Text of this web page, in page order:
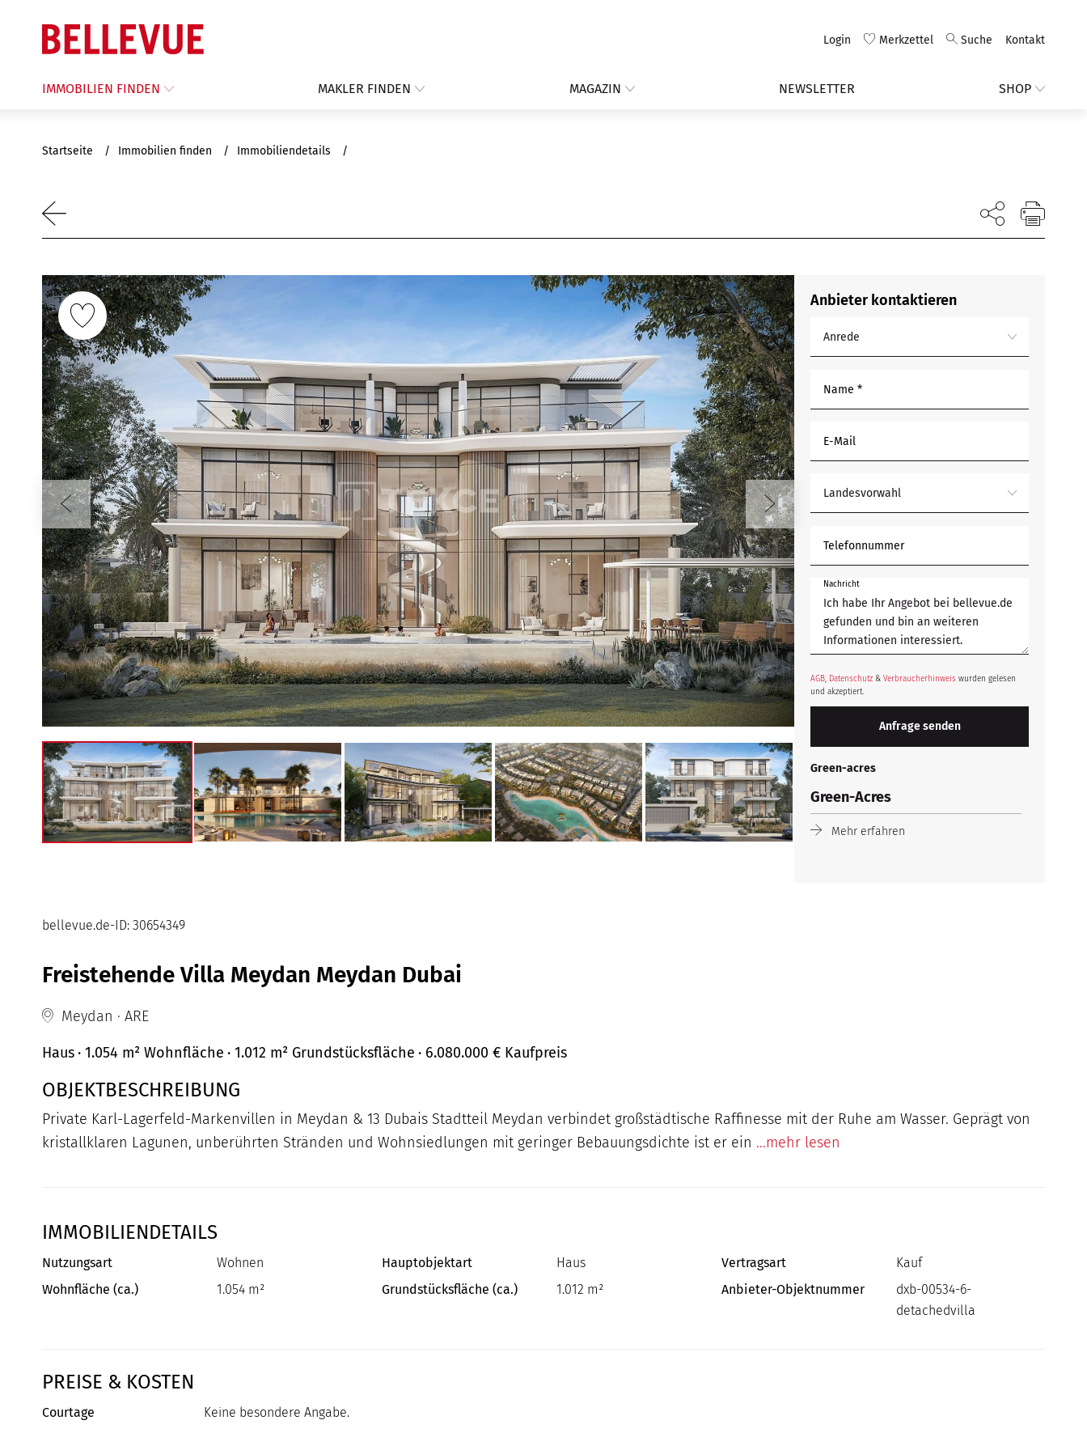
Login Merkzettel Suche Kontakt
IMMOBILIEN FINDEN MAKLER FINDEN MAGAZIN NEWSLETTER SHOP
Startseite Immobilien finden Immobiliendetails
Anbieter kontaktieren
Anrede
Name *
E-Mail
Landesvorwahl
Telefonnummer
Nachricht
AGB, Datenschutz & Verbraucherhinweis wurden gelesen
und akzeptiert.
Green-acres
Green-Acres
Mehr erfahren
bellevue.de-ID: 30654349
Freistehende Villa Meydan Meydan Dubai
Meydan · ARE
Haus · 1.054 m² Wohnfläche · 1.012 m² Grundstücksfläche · 6.080.000 € Kaufpreis
OBJEKTBESCHREIBUNG
Private Karl-Lagerfeld-Markenvillen in Meydan & 13 Dubais Stadtteil Meydan verbindet großstädtische Raffinesse mit der Ruhe am Wasser. Geprägt von
kristallklaren Lagunen, unberührten Stränden und Wohnsiedlungen mit geringer Bebauungsdichte ist er ein ...mehr lesen
IMMOBILIENDETAILS
Nutzungsart Wohnen Hauptobjektart Haus Vertragsart
Kauf
Wohnfläche (ca.)
1.054 m² Grundstücksfläche (ca.) 1.012 m² Anbieter-Objektnummer
dxb-00534-6-
detachedvilla
PREISE & KOSTEN
Courtage Keine besondere Angabe.